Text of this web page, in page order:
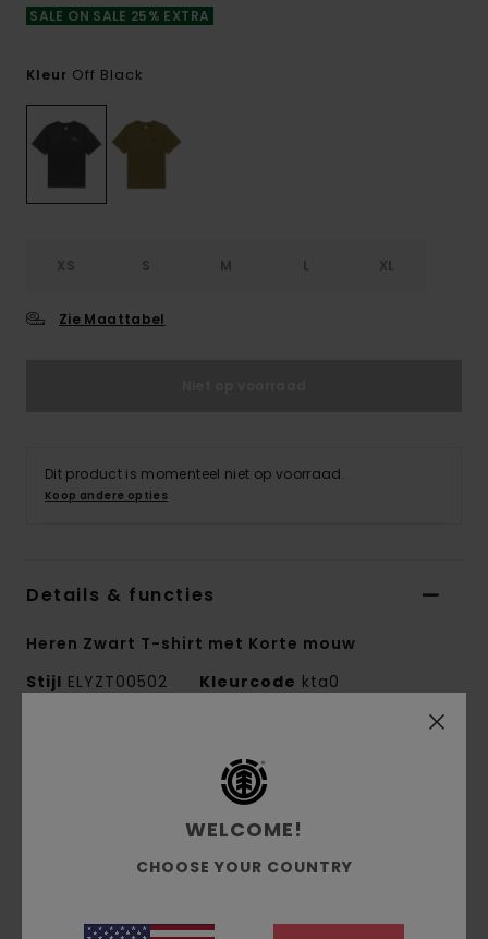
SALE ON SALE 25% EXTRA
Kleur Off Black
XS S M L XL
Zie Maattabel
Dit product is momenteel niet op voorraad.
Koop andere opties
Details & functies
Heren Zwart T-shirt met Korte mouw
Stijl ELYZT00502 Kleurcode kta0
Mainline-collectie
100% biologisch katoenen jerseystof [180
WELCOME!
CHOOSE YOUR COUNTRY